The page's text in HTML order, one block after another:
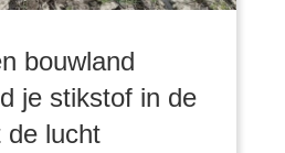
bouwland
je stikstof in de
de lucht